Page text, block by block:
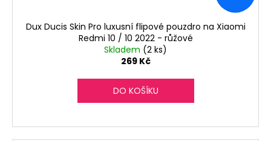
Dux Ducis Skin Pro luxusní flipové pouzdro na Xiaomi
Redmi 10 / 10 2022 - růžové
Skladem (2 ks)
269 Kč
DO KOŠÍKU